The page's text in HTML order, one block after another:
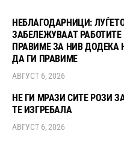
НЕБЛАГОДАРНИЦИ:
ЗАБЕЛЕЖУВААТ РАБОТИТЕ
ПРАВИМЕ ЗА НИВ ДОДЕКА
ДА ГИ ПРАВИМЕ
АВГУСТ 6, 2026
НЕ ГИ МРАЗИ СИТЕ РОЗИ
ТЕ ИЗГРЕБАЛА
АВГУСТ 6, 2026